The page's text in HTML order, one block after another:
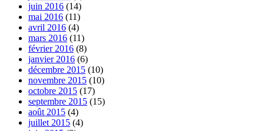
juin 2016 (14)
mai 2016 (11)
avril 2016 (4)
mars 2016 (11)
février 2016 (8)
janvier 2016 (6)
décembre 2015 (10)
novembre 2015 (10)
octobre 2015 (17)
septembre 2015 (15)
août 2015 (4)
juillet 2015 (4)